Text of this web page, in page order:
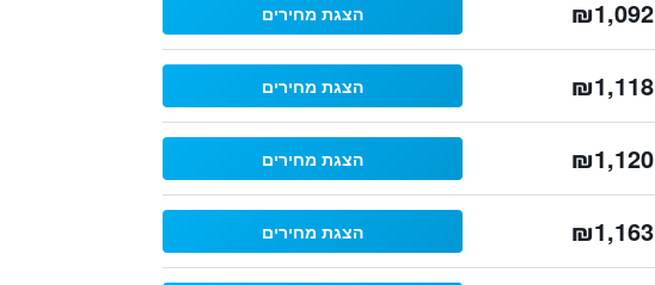
₪1,092 הצגת מחירים
₪1,118 הצגת מחירים
₪1,120 הצגת מחירים
₪1,163 הצגת מחירים